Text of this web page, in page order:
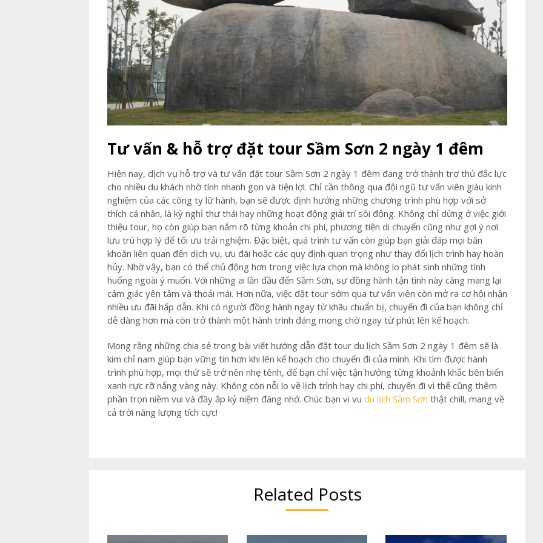
Tư vấn & hỗ trợ đặt tour Sầm Sơn 2 ngày 1 đêm
Hiện nay, dịch vụ hỗ trợ và tư vấn đặt tour Sầm Sơn 2 ngày 1 đêm đang trở thành trợ thủ đắc lực
cho nhiều du khách nhờ tính nhanh gọn và tiện lợi. Chỉ cần thông qua đội ngũ tư vấn viên giàu kinh
nghiệm của các công ty lữ hành, bạn sẽ được định hướng những chương trình phù hợp với sở
thích cá nhân, là kỳ nghỉ thư thái hay những hoạt động giải trí sôi động. Không chỉ dừng ở việc giới
thiệu tour, họ còn giúp bạn nắm rõ từng khoản chi phí, phương tiện di chuyển cũng như gợi ý nơi
lưu trú hợp lý để tối ưu trải nghiệm. Đặc biệt, quá trình tư vấn còn giúp bạn giải đáp mọi băn
khoăn liên quan đến dịch vụ, ưu đãi hoặc các quy định quan trọng như thay đổi lịch trình hay hoàn
hủy. Nhờ vậy, bạn có thể chủ động hơn trong việc lựa chọn mà không lo phát sinh những tình
huống ngoài ý muốn. Với những ai lần đầu đến Sầm Sơn, sự đồng hành tận tình này càng mang lại
cảm giác yên tâm và thoải mái. Hơn nữa, việc đặt tour sớm qua tư vấn viên còn mở ra cơ hội nhận
nhiều ưu đãi hấp dẫn. Khi có người đồng hành ngay từ khâu chuẩn bị, chuyến đi của bạn không chỉ
dễ dàng hơn mà còn trở thành một hành trình đáng mong chờ ngay từ phút lên kế hoạch.
Mong rằng những chia sẻ trong bài viết hướng dẫn đặt tour du lịch Sầm Sơn 2 ngày 1 đêm sẽ là
kim chỉ nam giúp bạn vững tin hơn khi lên kế hoạch cho chuyến đi của mình. Khi tìm được hành
trình phù hợp, mọi thứ sẽ trở nên nhẹ tênh, để bạn chỉ việc tận hưởng từng khoảnh khắc bên biển
xanh rực rỡ nắng vàng này. Không còn nỗi lo về lịch trình hay chi phí, chuyến đi vì thế cũng thêm
phần trọn niềm vui và đầy ắp kỷ niệm đáng nhớ. Chúc bạn vi vu du lịch Sầm Sơn thật chill, mang về
cả trời năng lượng tích cực!
Related Posts